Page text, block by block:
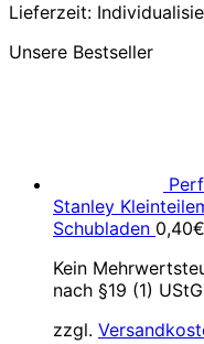
Lieferzeit:
Unsere Bestseller
Stanley
Schubladen 0,40€
Kein
nach §19 (1)
zzgl.